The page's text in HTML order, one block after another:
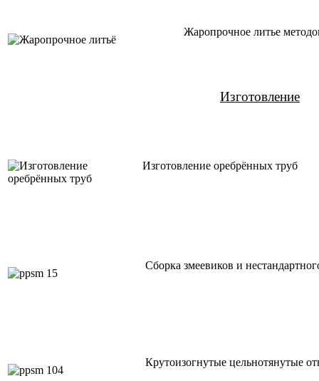
Жаропрочное литье
Изготовление
Изготовление оребрённых труб
Сборка змеевиков и
Крутоизогнутые цельнотянутые